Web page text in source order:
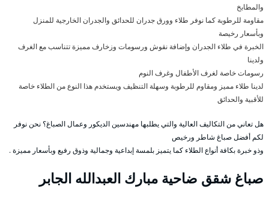
والمطابخ
مقاومة للرطوبة كما نوفر طلاء وورق جدران للحدائق والجدران الخارجية للمنزل
وبأسعار رخيصة
الخبرة في طلاء الجدران وإضافة نقوش ورسومات وزخارف مميزة تتناسب مع الغرف
ولدينا
رسومات خاصة لغرف الأطفال وغرف النوم
لدينا طلاء مميز ومقاوم للرطوبة وسهلة التنظيف ويستخدم هذا النوع من الطلاء خاصة
للأقبية والحدائق
هل تعاني من التكاليف العالية والتي يطلبها مهندسين الديكور وعمال الصباغ؟ نحن نوفر
لكم أفضل صباغ شاطر ورخيص
وذو خبرة بكافة أنواع الطلاء كما يتميز بلمسة إبداعية وجمالية وذوق رفيع وبأسعار مميزة .
صباغ شقق ضاحية مبارك العبدالله الجابر